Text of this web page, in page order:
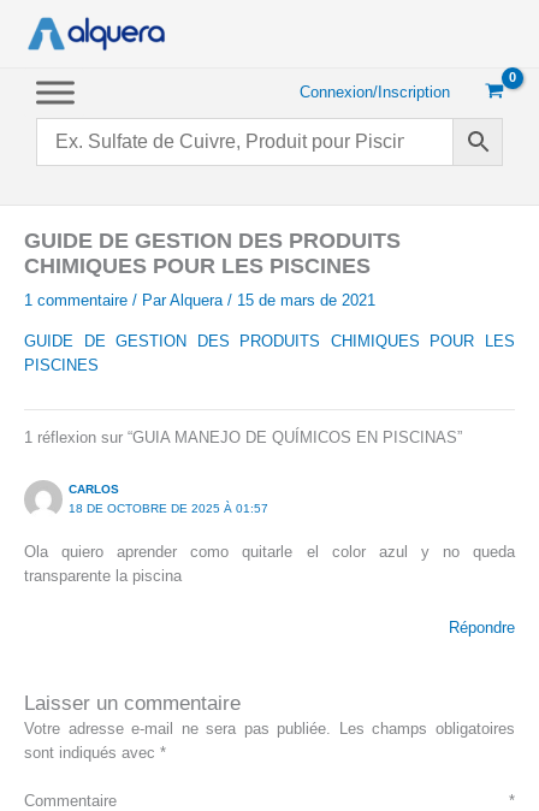
Connexion/Inscription
GUIDE DE GESTION DES PRODUITS
CHIMIQUES POUR LES PISCINES
1 commentaire / ParAlquera / 15 de mars de 2021
GUIDE DE GESTION DES PRODUITS CHIMIQUES POUR LES
PISCINES
1 réflexion sur “GUIA MANEJO DE QUÍMICOS EN PISCINAS”
CARLOS
18 DE OCTOBRE DE 2025 À 01:57
Ola quiero aprender como quitarle el color azul y no queda
transparente la piscina
Répondre
Laisser un commentaire
Votre adresse e-mail ne sera pas publiée.
Les champs obligatoires
sont indiqués avec *
Commentaire *